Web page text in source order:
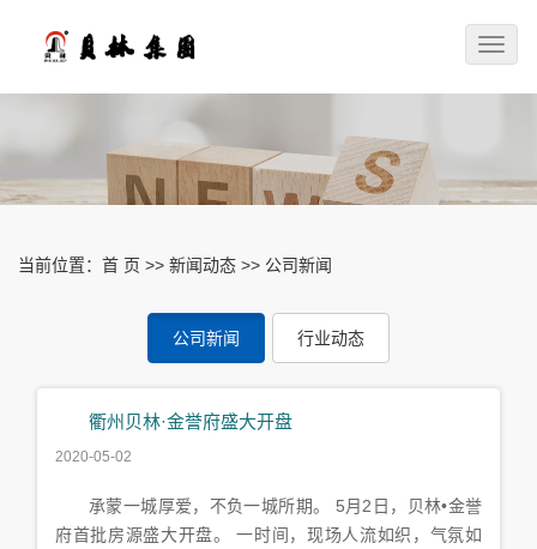
Toggle
当前位置： 首 页 >> 新闻动态 >> 公司新闻
公司新闻 行业动态
衢州贝林·金誉府盛大开盘
2020-05-02
承蒙一城厚爱，不负一城所期。 5月2日，贝林•金誉
府首批房源盛大开盘。 一时间，现场人流如织，气氛如